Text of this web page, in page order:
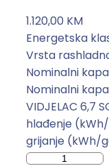
1.120,00 KM
Energetska
Vrsta
Nominalni
Nominalni
VIDJELAC 6,7
hlađenje
grijanje (kWh/
K